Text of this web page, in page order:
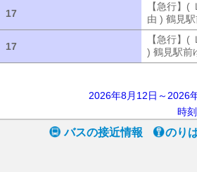
17
【急行】(
由 ) 鶴見駅
17
【急行】(
) 鶴見駅前
2026年8月12日～2026
時
バスの接近情報 のり